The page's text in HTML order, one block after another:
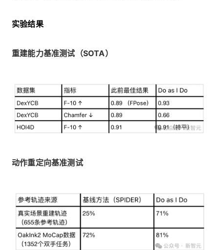
实验结果
重建能力基准测试（SOTA）
动作重定向基准测试